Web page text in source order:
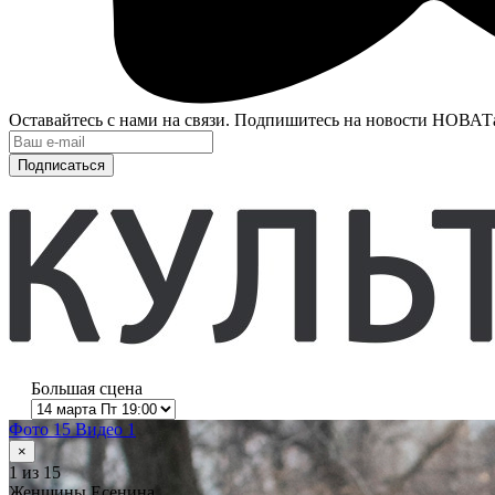
Оставайтесь с нами на связи. Подпишитесь на новости
Подписаться
Большая сцена
Фото 15Видео 1
×
1 из 15